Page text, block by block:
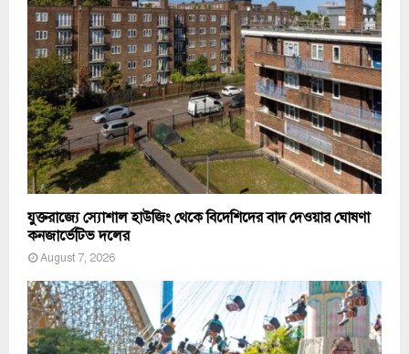
যুক্তরাজ্যে স্যোশাল হাউজিং থেকে বিদেশিদের বাদ দেওয়ার ঘোষণা
কনজার্ভেটিভ দলের
August 7, 2026